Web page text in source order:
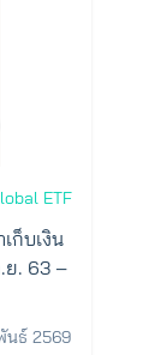
ETF
ก็บเงิน
ย. 63 –
นธ์ 2569